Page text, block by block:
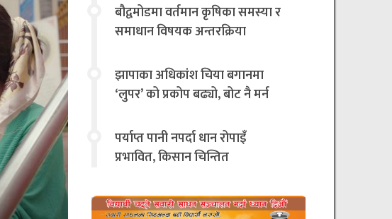
बौद्वमोडमा वर्तमान कृषिका समस्या र
समाधान विषयक अन्तरक्रिया
झापाका अधिकांश चिया बगानमा
‘लुपर’ को प्रकोप बढ्यो, बोट नै मर्न
चिन्तित
पर्याप्त पानी नपर्दा धान रोपाइँ
प्रभावित, किसान चिन्तित